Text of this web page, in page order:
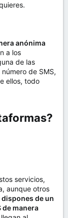
anónima
a los
de las
de SMS,
ellos, todo
servicios,
aunque otros
dispones de un
de manera